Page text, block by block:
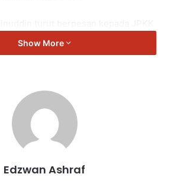
yang diberikan perlu dilaksanakan
inisiatif kerajaan hingga ke penduduk
seribu dasar, tetapi tanpa
Show More
Edzwan Ashraf